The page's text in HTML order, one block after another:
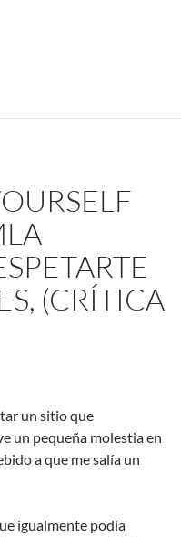
(CRÍTICA
un sitio que
un pequeña molestia en
a que me salía un
igualmente podía